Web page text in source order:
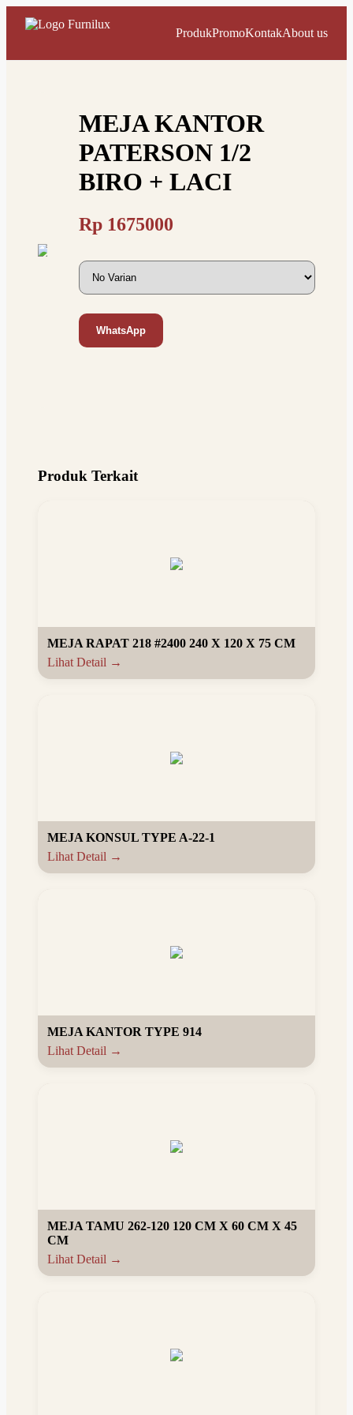
ProdukPromoKontakAbout us
MEJA KANTOR
PATERSON 1/2
BIRO + LACI
Rp 1675000
WhatsApp
Produk Terkait
MEJA RAPAT 218 #2400 240 X 120 X 75 CM
Lihat Detail →
MEJA KONSUL TYPE A-22-1
Lihat Detail →
MEJA KANTOR TYPE 914
Lihat Detail →
MEJA TAMU 262-120 120 CM X 60 CM X 45
CM
Lihat Detail →